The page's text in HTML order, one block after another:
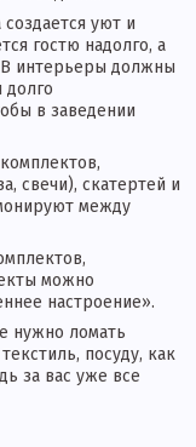
уют и
гостю надолго, а
В интерьеры должны
долго
в заведении
свечи), скатертей и
между
можно
настроение».
нужно ломать
посуду, как
за вас уже все